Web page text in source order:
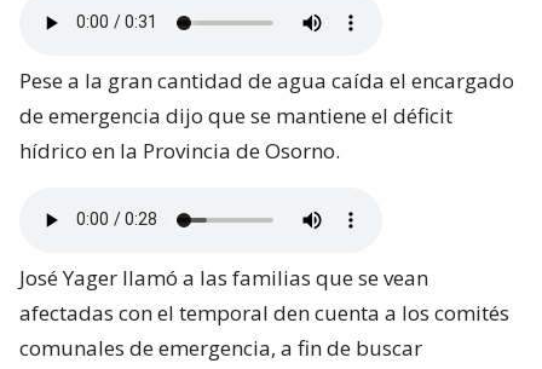
Pese a la gran cantidad de agua caída el encargado
de emergencia dijo que se mantiene el déficit
hídrico en la Provincia de Osorno.
José Yager llamó a las familias que se vean
afectadas con el temporal den cuenta a los comités
comunales de emergencia, a fin de buscar